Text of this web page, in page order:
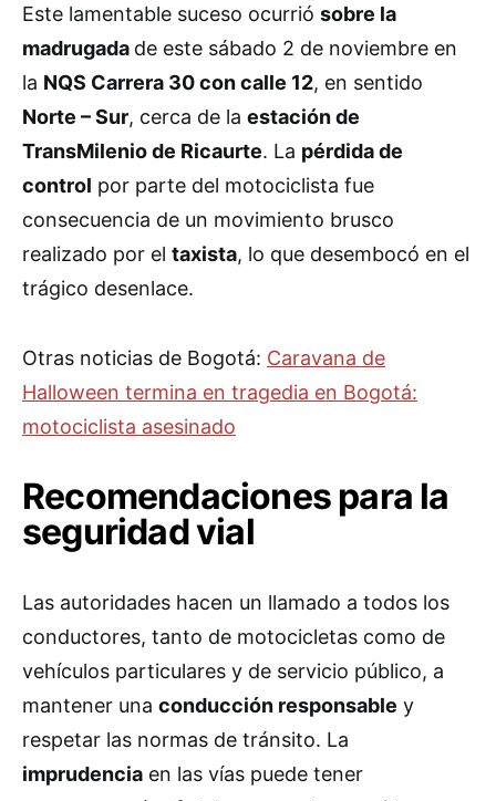
Este lamentable suceso ocurrió sobre la
madrugada de este sábado 2 de noviembre en
la NQS Carrera 30 con calle 12, en sentido
Norte – Sur, cerca de la estación de
TransMilenio de Ricaurte. La pérdida de
control por parte del motociclista fue
consecuencia de un movimiento brusco
realizado por el taxista, lo que desembocó en el
trágico desenlace.
Otras noticias de Bogotá: Caravana de
Halloween termina en tragedia en Bogotá:
motociclista asesinado
Recomendaciones para la
seguridad vial
Las autoridades hacen un llamado a todos los
conductores, tanto de motocicletas como de
vehículos particulares y de servicio público, a
mantener una conducción responsable y
respetar las normas de tránsito. La
imprudencia en las vías puede tener